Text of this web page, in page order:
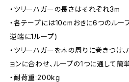
・ツリーハガーの長さはそれぞれ3m
・各テープには10cmおきに6つのルー
逆端に1ループ)
・ツリーハガーを木の周りに巻きつけ
ョンに合わせ、ループの1つに通して簡
・耐荷重:200kg